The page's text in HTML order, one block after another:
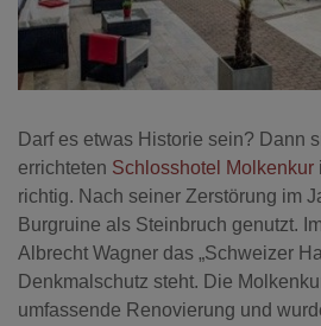
Darf es etwas Historie sein? Dann
errichteten Schlosshotel Molkenkur
richtig. Nach seiner Zerstörung im
Burgruine als Steinbruch genutzt.
Albrecht Wagner das „Schweizer
Denkmalschutz steht. Die
umfassende Renovierung und